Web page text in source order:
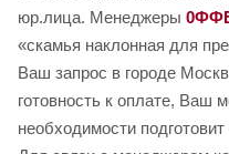
юр.лица. Менеджеры
«скамья наклонная для
Ваш запрос в городе
готовность к оплате, Ваш
необходимости